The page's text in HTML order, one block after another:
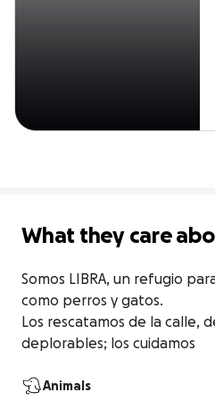
What they care
Somos LIBRA, un refugio
como perros y gatos.
Los rescatamos de la calle,
deplorables; los cuidamos
Animals